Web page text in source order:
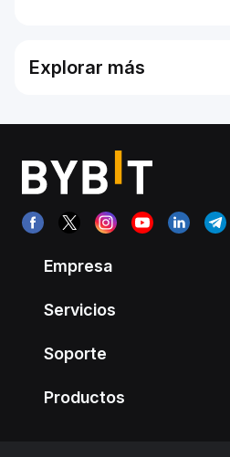
Explorar más
Empresa
Servicios
Soporte
Productos